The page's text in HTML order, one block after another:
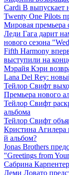
Cardi B выпускает
Twenty One Pilots
Мировая премьера
Леди Гага дарит
нового сезона
Fifth Harmony
выступили на
Мэрайя Кэри
Lana Del Rey:
Тейлор Свифт
Премьера нового
Тейлор Свифт
альбома
Тейлор Свифт
Кристина Агилера
й альбом?
Jonas Brothers
"Greetings from
Сабрина
Деми Ловато